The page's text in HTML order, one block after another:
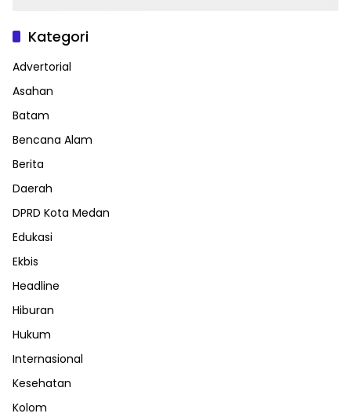
Kategori
Advertorial
Asahan
Batam
Bencana Alam
Berita
Daerah
DPRD Kota Medan
Edukasi
Ekbis
Headline
Hiburan
Hukum
Internasional
Kesehatan
Kolom